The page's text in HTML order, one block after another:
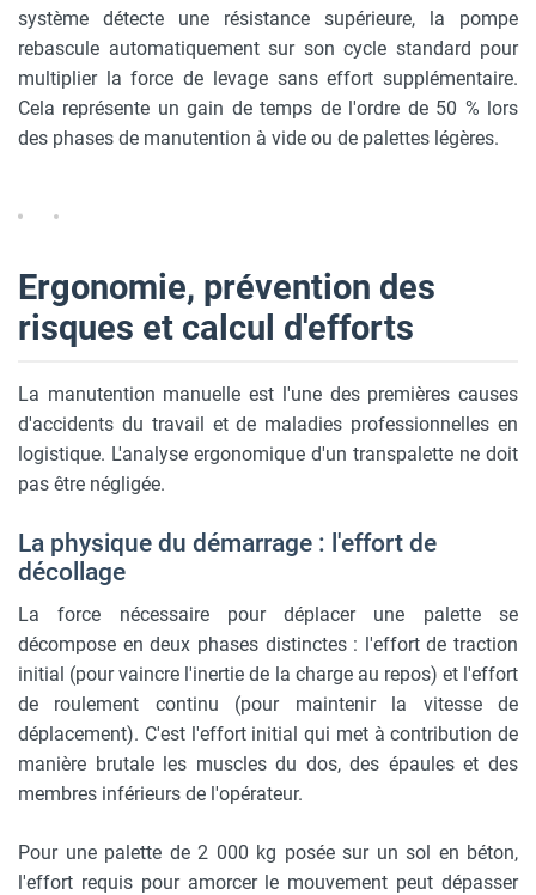
système détecte une résistance supérieure, la pompe
rebascule automatiquement sur son cycle standard pour
multiplier la force de levage sans effort supplémentaire.
Cela représente un gain de temps de l'ordre de 50 % lors
des phases de manutention à vide ou de palettes légères.
Ergonomie, prévention des
risques et calcul d'efforts
La manutention manuelle est l'une des premières causes
d'accidents du travail et de maladies professionnelles en
logistique. L'analyse ergonomique d'un transpalette ne doit
pas être négligée.
La physique du démarrage : l'effort de
décollage
La force nécessaire pour déplacer une palette se
décompose en deux phases distinctes : l'effort de traction
initial (pour vaincre l'inertie de la charge au repos) et l'effort
de roulement continu (pour maintenir la vitesse de
déplacement). C'est l'effort initial qui met à contribution de
manière brutale les muscles du dos, des épaules et des
membres inférieurs de l'opérateur.
Pour une palette de 2 000 kg posée sur un sol en béton,
l'effort requis pour amorcer le mouvement peut dépasser